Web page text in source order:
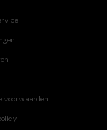
voorwaarden